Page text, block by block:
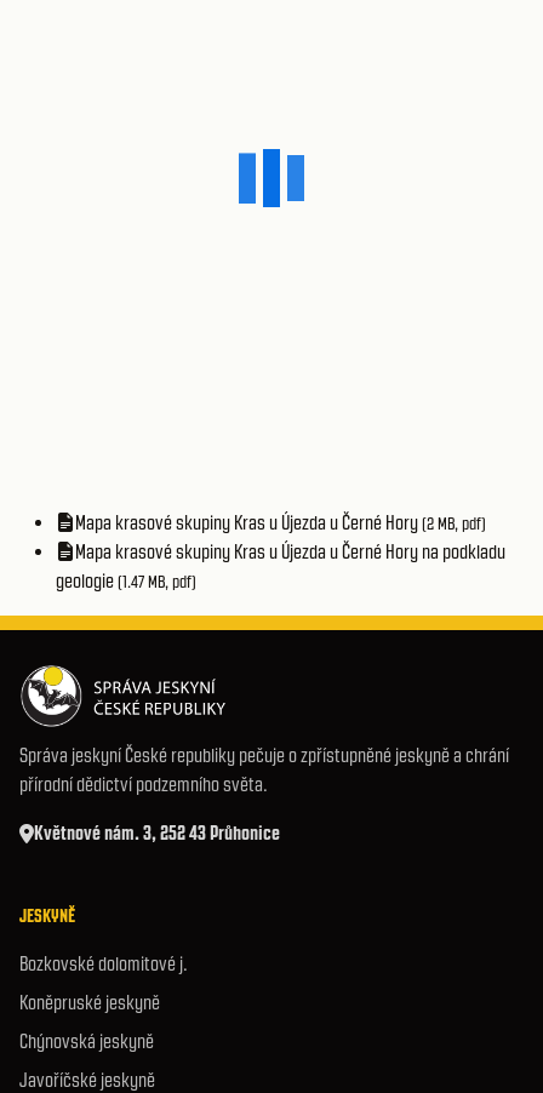
Mapa krasové skupiny Kras u Újezda u Černé Hory(2 MB, pdf)
Mapa krasové skupiny Kras u Újezda u Černé Hory na podkladu
geologie(1.47 MB, pdf)
Správa jeskyní České republiky pečuje o zpřístupněné jeskyně a chrání
přírodní dědictví podzemního světa.
Květnové nám. 3, 252 43 Průhonice
JESKYNĚ
Bozkovské dolomitové j.
Koněpruské jeskyně
Chýnovská jeskyně
Javoříčské jeskyně